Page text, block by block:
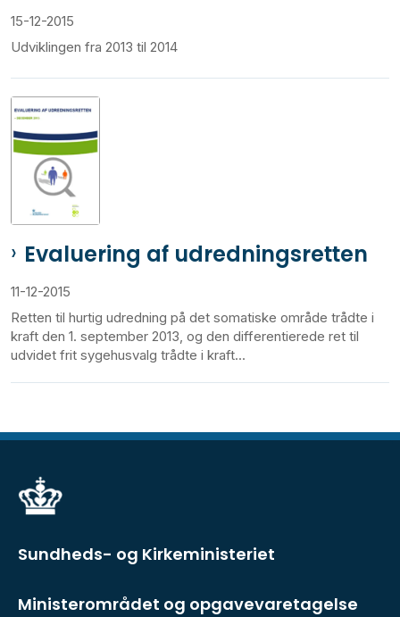
15-12-2015
Udviklingen fra 2013 til 2014
Evaluering af udredningsretten
11-12-2015
Retten til hurtig udredning på det somatiske område trådte i
kraft den 1. september 2013, og den differentierede ret til
udvidet frit sygehusvalg trådte i kraft...
Sundheds- og Kirkeministeriet
Ministerområdet og opgavevaretagelse